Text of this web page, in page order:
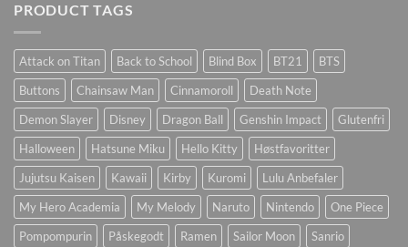
PRODUCT TAGS
Attack on Titan Back to School Blind Box BT21
BTS
Buttons
Chainsaw Man Cinnamoroll
Death Note
Demon Slayer
Disney Dragon Ball Genshin Impact
Glutenfri
Halloween
Hatsune Miku Hello Kitty
Høstfavoritter
Jujutsu Kaisen
Kawaii Kirby Kuromi
Lulu Anbefaler
My Hero Academia
My Melody Naruto Nintendo
One Piece
Pompompurin
Påskegodt Ramen Sailor Moon
Sanrio